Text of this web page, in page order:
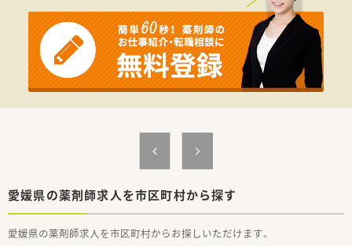
■創立60年以上の歴史ある法人です。
病院、診療所の運営など医療の提供だけでなく、障害医療福祉
や知的障害福祉、身体障害福祉、
高齢者福祉、児童福祉、福祉領域に関する相談支援や教育・研
修・研究など、
人間尊重の精神を基本に総合医療福祉施設を目指して創立さ
れました。
＜こんな方にもオススメ＞
■土日休みをご希望の方
■夜勤なし・残業なしでプライベートとも両立させたい方
愛媛県の薬剤師求人を市区町村から探す
愛媛県の薬剤師求人を市区町村からお探しいただけます。